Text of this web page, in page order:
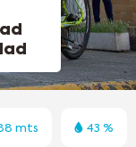
mts 43 %